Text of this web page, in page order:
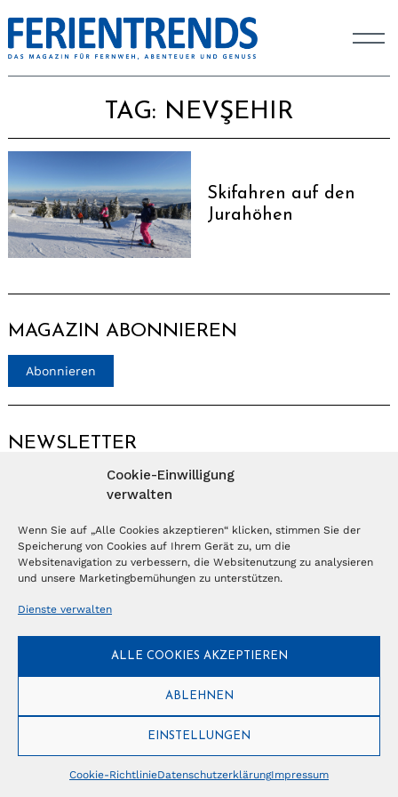
Cookie-Einwilligung
verwalten
Wenn Sie auf „Alle Cookies akzeptieren“ klicken, stimmen Sie der
Speicherung von Cookies auf Ihrem Gerät zu, um die
Websitenavigation zu verbessern, die Websitenutzung zu analysieren
und unsere Marketingbemühungen zu unterstützen.
Dienste verwalten
ALLE COOKIES AKZEPTIEREN
ABLEHNEN
EINSTELLUNGEN
Cookie-RichtlinieDatenschutzerklärungImpressum
TAG: NEVŞEHIR
Skifahren auf den
Jurahöhen
MAGAZIN ABONNIEREN
Abonnieren
NEWSLETTER
© Copyright 2026 – Ferientrends // info@tlvg.ch// +41 31 300 30 85 //
Tourismus Lifestyle Verlag GmbH // Frohbergweg 1 - CH-3012 Bern //
Datenschutzerklärung//Impressum